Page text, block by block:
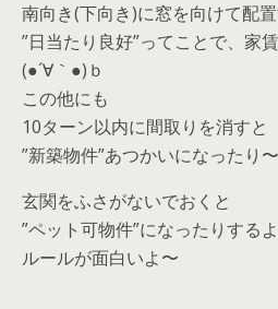
南向き(下向き)に窓を向けて配
”日当たり良好”ってことで、家
(●´∀｀●)ｂ
この他にも
10ターン以内に間取りを消すと
”新築物件”あつかいになったり〜
玄関をふさがないでおくと
”ペット可物件”になったりするよ
ルールが面白いよ〜